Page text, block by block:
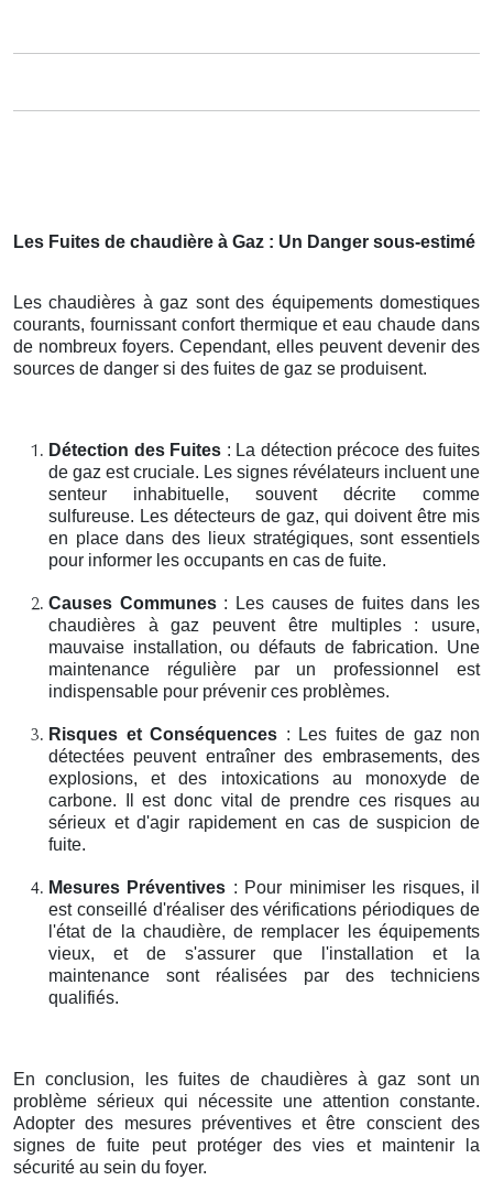
Les Fuites de chaudière à Gaz : Un Danger sous-estimé
Les chaudières à gaz sont des équipements domestiques
courants, fournissant confort thermique et eau chaude dans
de nombreux foyers. Cependant, elles peuvent devenir des
sources de danger si des fuites de gaz se produisent.
Détection des Fuites : La détection précoce des fuites
de gaz est cruciale. Les signes révélateurs incluent une
senteur inhabituelle, souvent décrite comme
sulfureuse. Les détecteurs de gaz, qui doivent être mis
en place dans des lieux stratégiques, sont essentiels
pour informer les occupants en cas de fuite.
Causes Communes: Les causes de fuites dans les
chaudières à gaz peuvent être multiples : usure,
mauvaise installation, ou défauts de fabrication. Une
maintenance régulière par un professionnel est
indispensable pour prévenir ces problèmes.
Risques et Conséquences : Les fuites de gaz non
détectées peuvent entraîner des embrasements, des
explosions, et des intoxications au monoxyde de
carbone. Il est donc vital de prendre ces risques au
sérieux et d'agir rapidement en cas de suspicion de
fuite.
Mesures Préventives : Pour minimiser les risques, il
est conseillé d'réaliser des vérifications périodiques de
l'état de la chaudière, de remplacer les équipements
vieux, et de s'assurer que l'installation et la
maintenance sont réalisées par des techniciens
qualifiés.
En conclusion, les fuites de chaudières à gaz sont un
problème sérieux qui nécessite une attention constante.
Adopter des mesures préventives et être conscient des
signes de fuite peut protéger des vies et maintenir la
sécurité au sein du foyer.